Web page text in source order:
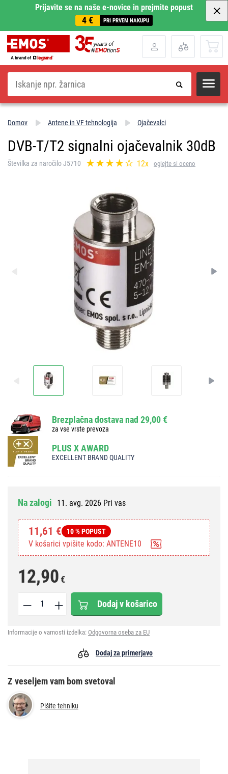
Prijavite se na naše e-novice in prejmite popust
4 € PRI PRVEM NAKUPU
Iskanje
Domov Antene in VF tehnologija Ojačevalci
DVB-T/T2 signalni ojačevalnik 30dB
Številka za naročilo J5710 12x oglejte si oceno
Brezplačna dostava nad 29,00 €
za vse vrste prevoza
PLUS X AWARD
EXCELLENT BRAND QUALITY
Na zalogi 11. avg. 2026 Pri vas
11,61 € 10 % POPUST
V košarici vpišite kodo: ANTENE10
12,90€
Dodaj v košarico
Informacije o varnosti izdelka: Odgovorna oseba za EU
Dodaj za primerjavo
Z veseljem vam bom svetoval
Pišite tehniku